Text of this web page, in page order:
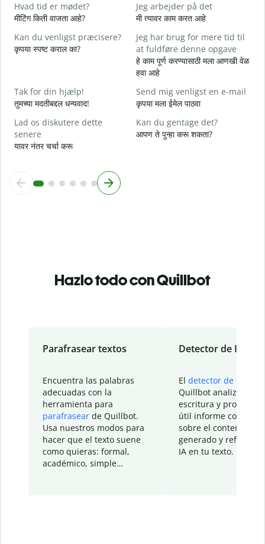
Hvad tid er mødet?
मीटिंग किती वाजता आहे?
Jeg arbejder på det
मी त्यावर काम करत आहे
Kan du venligst præcisere?
कृपया स्पष्ट कराल का?
Jeg har brug for mere tid til
at fuldføre denne opgave
हे काम पूर्ण करण्यासाठी मला आणखी वेळ
हवा आहे
Tak for din hjælp!
तुमच्या मदतीबद्दल धन्यवाद!
Send mig venligst en e-mail
कृपया मला ईमेल पाठवा
Lad os diskutere dette
senere
यावर नंतर चर्चा करू
Kan du gentage det?
आपण ते पुन्हा करू शकता?
Hazlo todo con Quillbot
Parafrasear textos
Encuentra las palabras
adecuadas con la
herramienta para
parafrasear de Quillbot.
Usa nuestros modos para
hacer que el texto suene
como quieras: formal,
académico, simple…
Detector de IA
El detector de IA
Quillbot analiza tu
escritura y
útil informe con
sobre el contenido
generado y refinado
IA en tu texto.